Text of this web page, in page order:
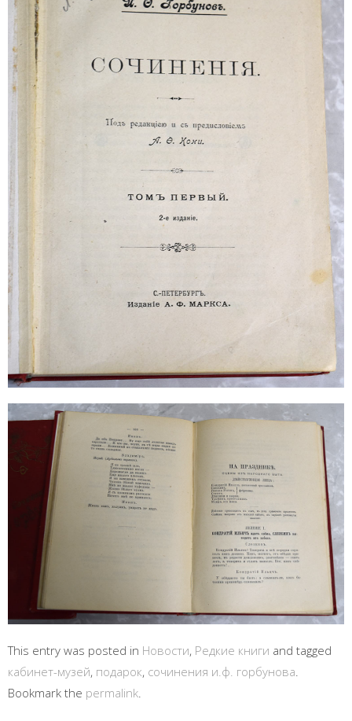
This entry was posted in Новости, Редкие книги and tagged
кабинет-музей, подарок, сочинения и.ф. горбунова
Bookmark the permalink